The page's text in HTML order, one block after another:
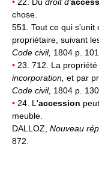
chose.
551. Tout ce qui s'unit
propriétaire, suivant
Code civil, 1804 p. 101.
• 23. 712. La
incorporation, et par
Code civil, 1804 p. 130.
• 24. L'accession
meuble.
DALLOZ, Nouveau
872.